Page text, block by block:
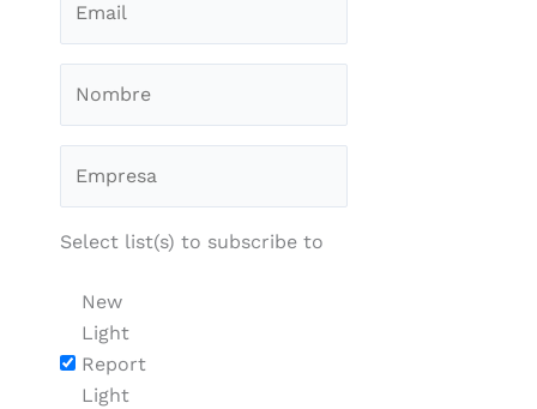
Select list(s) to subscribe to
New
Light
Report
Light